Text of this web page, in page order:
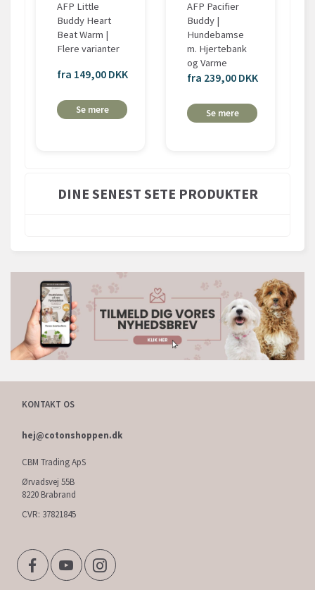
AFP Little
Buddy Heart
Beat Warm |
Flere varianter
fra 149,00 DKK
Se mere
AFP Pacifier
Buddy |
Hundebamse
m. Hjertebank
og Varme
fra 239,00 DKK
Se mere
DINE SENEST SETE PRODUKTER
KONTAKT OS
hej@cotonshoppen.dk
CBM Trading ApS
Ørvadsvej 55B
8220 Brabrand
CVR: 37821845